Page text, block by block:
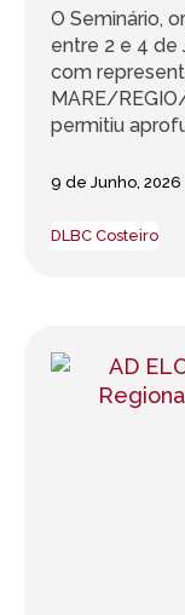
O Seminário,
entre 2 e 4 de
com
MARE/
permitiu
9 de Junho, 2026
DLBC Costeiro